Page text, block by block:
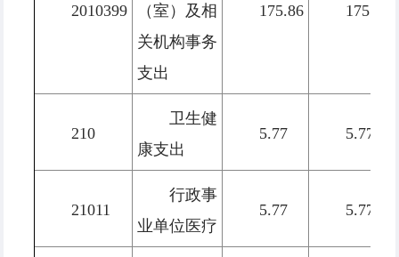
2010399
（室）及相
关机构事务
支出
175.86 175.86
210
卫生健
康支出
5.77 5.77
21011
行政事
业单位医疗
5.77 5.77